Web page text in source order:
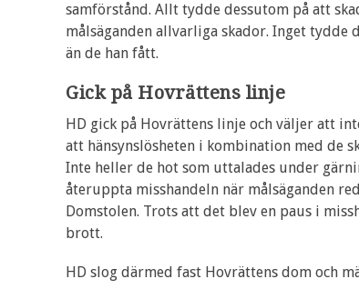
samförstånd. Allt tydde dessutom på att
målsäganden allvarliga skador. Inget tydde
än de han fått.
Gick på Hovrättens linje
HD gick på Hovrättens linje och väljer att
att hänsynslösheten i kombination med de
Inte heller de hot som uttalades under
återuppta misshandeln när målsäganden
Domstolen. Trots att det blev en paus i
brott.
HD slog därmed fast Hovrättens dom och